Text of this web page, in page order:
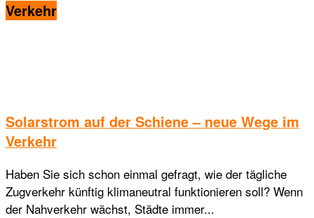
Verkehr
Solarstrom auf der Schiene – neue Wege im
Verkehr
Haben Sie sich schon einmal gefragt, wie der tägliche
Zugverkehr künftig klimaneutral funktionieren soll? Wenn
der Nahverkehr wächst, Städte immer...